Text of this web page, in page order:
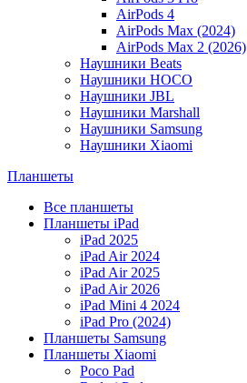
AirPods 4
AirPods Max (2024)
AirPods Max 2 (2026)
Наушники Beats
Наушники HOCO
Наушники JBL
Наушники Marshall
Наушники Samsung
Наушники Xiaomi
Планшеты
Все планшеты
Планшеты iPad
iPad 2025
iPad Air 2024
iPad Air 2025
iPad Air 2026
iPad Mini 4 2024
iPad Pro (2024)
Планшеты Samsung
Планшеты Xiaomi
Poco Pad